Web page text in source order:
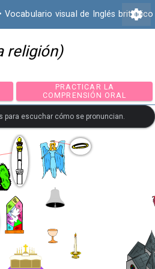
• Vocabulario visual de Inglés británico
settings
religión)
PRACTICAR LA
COMPRENSIÓN
para escuchar cómo se pronuncian.